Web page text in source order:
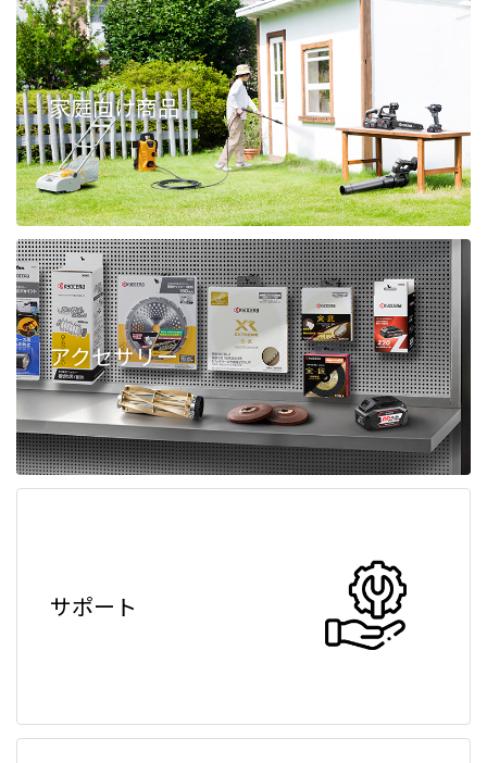
家庭向け商品
アクセサリー
サポート